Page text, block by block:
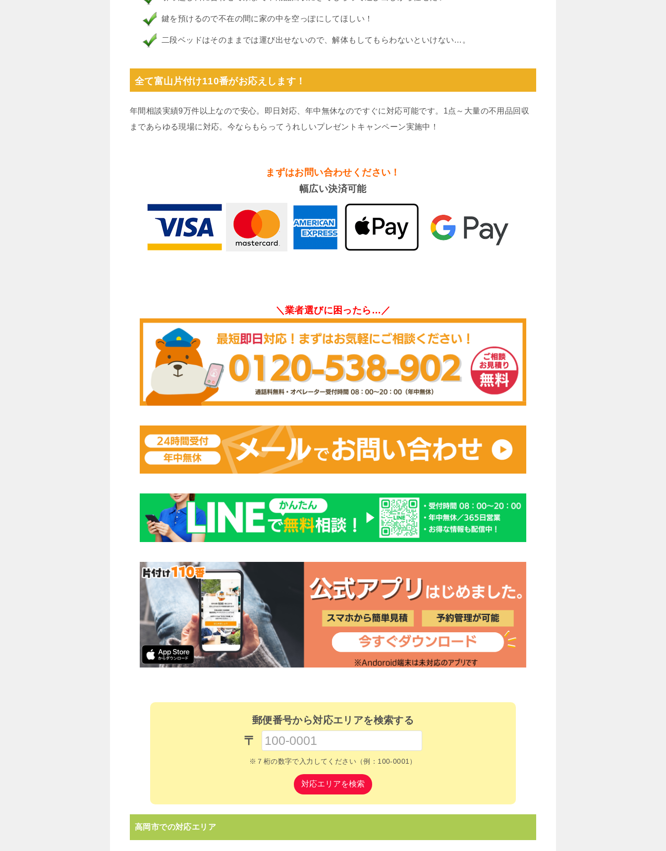
鍵を預けるので不在の間に家の中を空っぽにしてほしい！
二段ベッドはそのままでは運び出せないので、解体もしてもらわないといけない…。
全て富山片付け110番がお応えします！
年間相談実績9万件以上なので安心。即日対応、年中無休なのですぐに対応可能です。1点～大量の不用品回収
まであらゆる現場に対応。今ならもらってうれしいプレゼントキャンペーン実施中！
まずはお問い合わせください！
幅広い決済可能
＼業者選びに困ったら…／
郵便番号から対応エリアを検索する
〒
※７桁の数字で入力してください（例：100-0001）
対応エリアを検索
高岡市での対応エリア